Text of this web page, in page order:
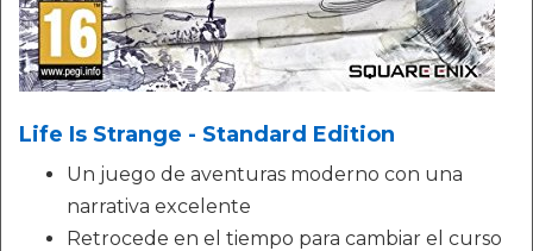
Life Is Strange - Standard Edition
Un juego de aventuras moderno con una
narrativa excelente
Retrocede en el tiempo para cambiar el curso